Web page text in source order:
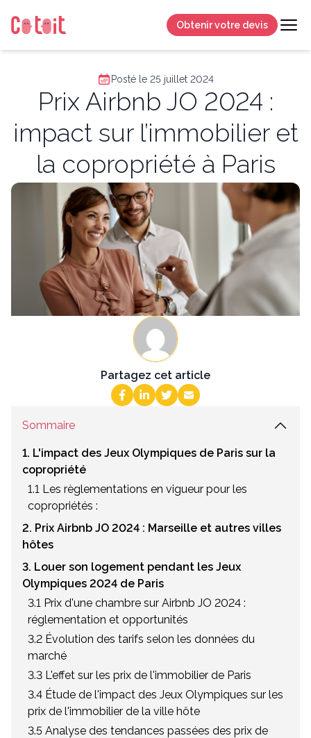
Obtenir votre devis
Posté le 25 juillet 2024
Prix Airbnb JO 2024 :
impact sur l’immobilier et
la copropriété à Paris
Partagez cet article
Sommaire
1. L'impact des Jeux Olympiques de Paris sur la
copropriété
1.1 Les règlementations en vigueur pour les
copropriétés :
2. Prix Airbnb JO 2024 : Marseille et autres villes
hôtes
3. Louer son logement pendant les Jeux
Olympiques 2024 de Paris
3.1 Prix d'une chambre sur Airbnb JO 2024 :
réglementation et opportunités
3.2 Évolution des tarifs selon les données du
marché
3.3 L'effet sur les prix de l'immobilier de Paris
3.4 Étude de l'impact des Jeux Olympiques sur les
prix de l'immobilier de la ville hôte
3.5 Analyse des tendances passées des prix de